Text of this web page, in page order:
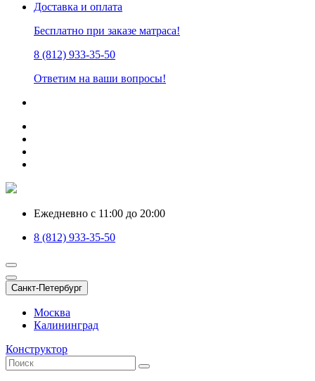
Доставка и оплата
Бесплатно при заказе матраса!
8 (812) 933-35-50
Ответим на ваши вопросы!
Ежедневно с 11:00 до 20:00
8 (812) 933-35-50
Санкт-Петербург
Москва
Калининград
Конструктор